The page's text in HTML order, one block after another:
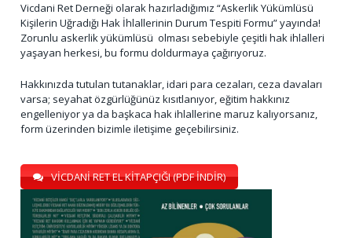
Vicdani Ret Derneği olarak hazırladığımız “Askerlik Yükümlüsü
Kişilerin Uğradığı Hak İhlallerinin Durum Tespiti Formu” yayında!
Zorunlu askerlik yükümlüsü olması sebebiyle çeşitli hak ihlalleri
yaşayan herkesi, bu formu doldurmaya çağırıyoruz.
Hakkınızda tutulan tutanaklar, idari para cezaları, ceza davaları
varsa; seyahat özgürlüğünüz kısıtlanıyor, eğitim hakkınız
engelleniyor ya da başkaca hak ihlallerine maruz kalıyorsanız,
form üzerinden bizimle iletişime geçebilirsiniz.
VİCDANİ RET EL KİTAPÇIĞI (PDF İNDİR)